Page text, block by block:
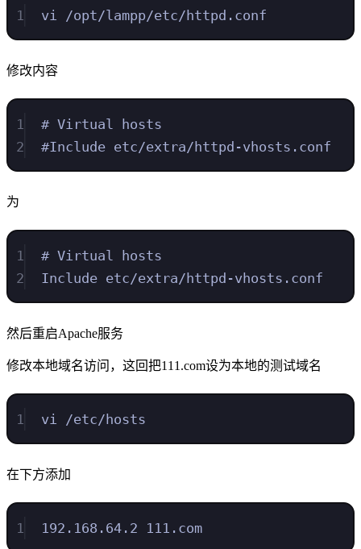
1 vi /opt/lampp/etc/httpd.conf
修改内容
1
# Virtual hosts
2
#Include etc/extra/httpd-vhosts.conf
为
1
# Virtual hosts
2
Include etc/extra/httpd-vhosts.conf
然后重启Apache服务
修改本地域名访问，这回把111.com设为本地的测试域名
1 vi /etc/hosts
在下方添加
1 192.168.64.2 111.com